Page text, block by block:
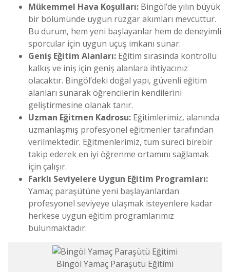
Mükemmel Hava Koşulları: Bingöl’de yılın büyük
bir bölümünde uygun rüzgar akımları mevcuttur.
Bu durum, hem yeni başlayanlar hem de deneyimli
sporcular için uygun uçuş imkanı sunar.
Geniş Eğitim Alanları: Eğitim sırasında kontrollü
kalkış ve iniş için geniş alanlara ihtiyacınız
olacaktır. Bingöl’deki doğal yapı, güvenli eğitim
alanları sunarak öğrencilerin kendilerini
geliştirmesine olanak tanır.
Uzman Eğitmen Kadrosu: Eğitimlerimiz, alanında
uzmanlaşmış profesyonel eğitmenler tarafından
verilmektedir. Eğitmenlerimiz, tüm süreci birebir
takip ederek en iyi öğrenme ortamını sağlamak
için çalışır.
Farklı Seviyelere Uygun Eğitim Programları:
Yamaç paraşütüne yeni başlayanlardan
profesyonel seviyeye ulaşmak isteyenlere kadar
herkese uygun eğitim programlarımız
bulunmaktadır.
Bingöl Yamaç Paraşütü Eğitimi